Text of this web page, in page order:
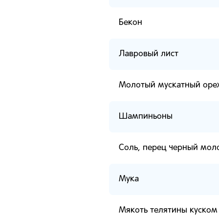
Бекон
Лавровый лист
Молотый мускатный
Шампиньоны
Соль, перец черный
Мука
Мякоть телятины куском